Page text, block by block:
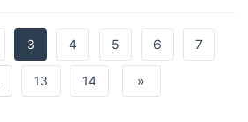
3 4 5 6 7
13 14 »